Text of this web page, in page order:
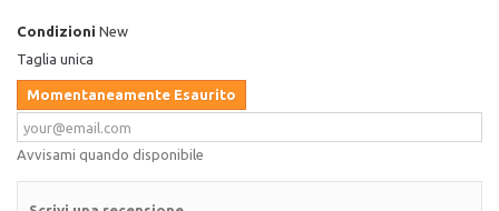
Condizioni New
Taglia unica
Momentaneamente Esaurito
Avvisami quando disponibile